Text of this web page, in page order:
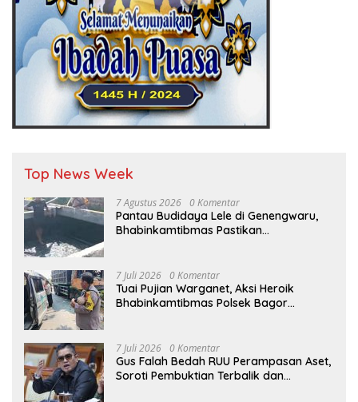
Top News Week
7 Agustus 2026 0 Komentar
Pantau Budidaya Lele di Genengwaru,
Bhabinkamtibmas Pastikan
7 Juli 2026 0 Komentar
Tuai Pujian Warganet, Aksi Heroik
Bhabinkamtibmas Polsek Bagor
7 Juli 2026 0 Komentar
Gus Falah Bedah RUU Perampasan Aset,
Soroti Pembuktian Terbalik dan